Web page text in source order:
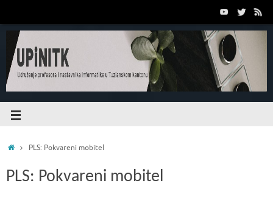
PLS: Pokvareni mobitel
PLS: Pokvareni mobitel